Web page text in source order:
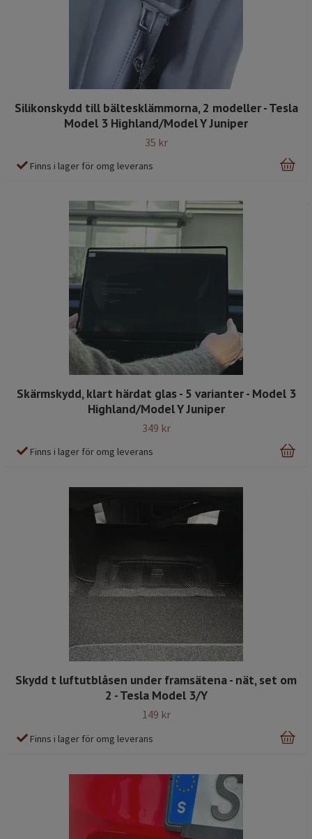
Silikonskydd till bältesklämmorna, 2 modeller - Tesla
Model 3 Highland/Model Y Juniper
35 kr
Finns i lager för omg leverans
Skärmskydd, klart härdat glas - 5 varianter - Model 3
Highland/Model Y Juniper
349 kr
Finns i lager för omg leverans
Skydd t luftutblåsen under framsätena - nät, set om
2 - Tesla Model 3/Y
149 kr
Finns i lager för omg leverans